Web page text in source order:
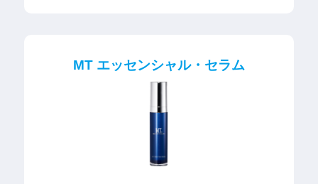
MT エッセンシャル・セラム